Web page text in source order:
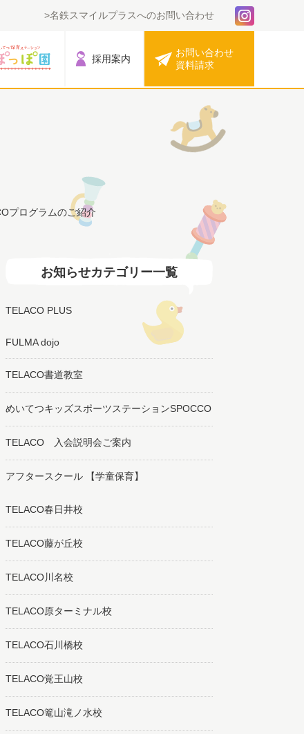
名鉄スマイルプラスへのお問い合わせ
採用案内
お問い合わせ
資料請求
プログラムのご紹介
お知らせカテゴリー一覧
TELACO PLUS
FULMA dojo
TELACO書道教室
めいてつキッズスポーツステーションSPOCCO
TELACO 入会説明会ご案内
アフタースクール 【学童保育】
TELACO春日井校
TELACO藤が丘校
TELACO川名校
TELACO原ターミナル校
TELACO石川橋校
TELACO覚王山校
TELACO篭山滝ノ水校